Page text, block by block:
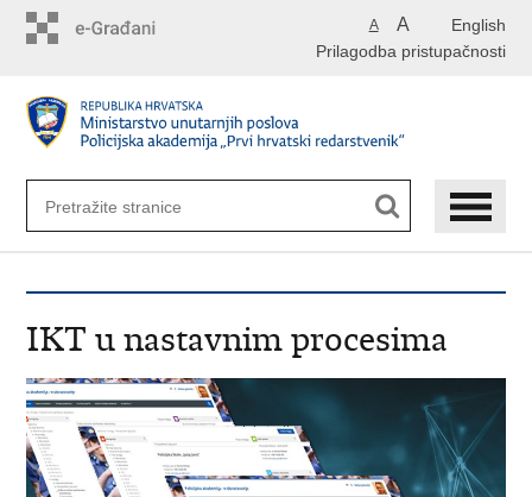
English
A A
Prilagodba pristupačnosti
IKT u nastavnim procesima